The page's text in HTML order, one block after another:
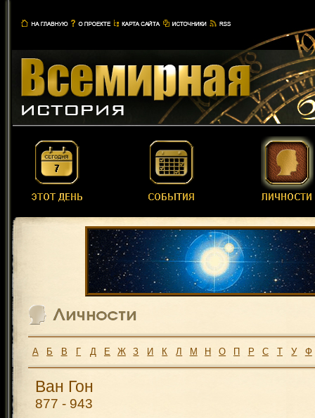
А Б В Г Д Е Ж З И К Л М Н О П Р С Т У Ф
Ван Гон
877 - 943